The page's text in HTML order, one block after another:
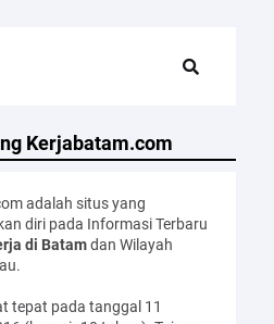
Kerjabatam.com
adalah situs yang
diri pada Informasi Terbaru
di Batamdan Wilayah
tepat pada tanggal 11